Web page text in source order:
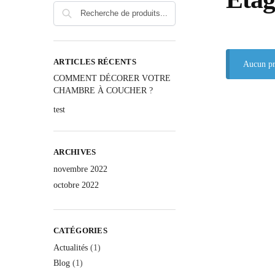
Aucun
ARTICLES RÉCENTS
COMMENT DÉCORER VOTRE
CHAMBRE À COUCHER ?
test
ARCHIVES
novembre 2022
octobre 2022
CATÉGORIES
Actualités (1)
Blog (1)